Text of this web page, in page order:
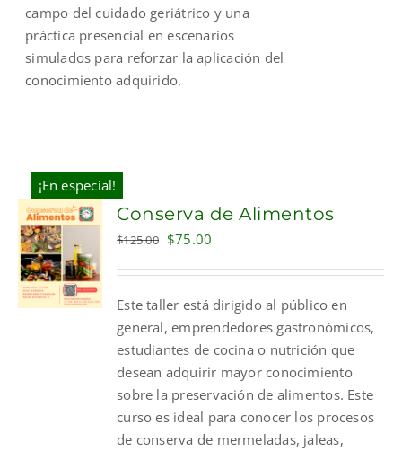
campo del cuidado geriátrico y una
práctica presencial en escenarios
simulados para reforzar la aplicación del
conocimiento adquirido.
¡En especial!
ADD TO
CART
Conserva de Alimentos
$125.00 Original
$125.00.
$75.00
$75.00.
Este taller está dirigido al público en
general, emprendedores gastronómicos,
estudiantes de cocina o nutrición que
desean adquirir mayor conocimiento
sobre la preservación de alimentos. Este
curso es ideal para conocer los procesos
de conserva de mermeladas, jaleas,